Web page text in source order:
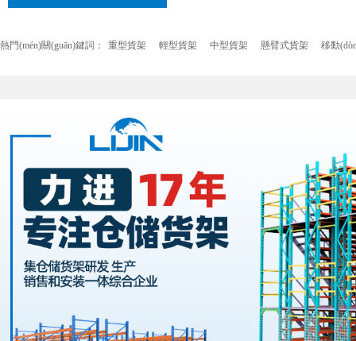
熱門(mén)關(guān)鍵詞： 重型貨架 輕型貨架 中型貨架 懸臂式貨架 移動